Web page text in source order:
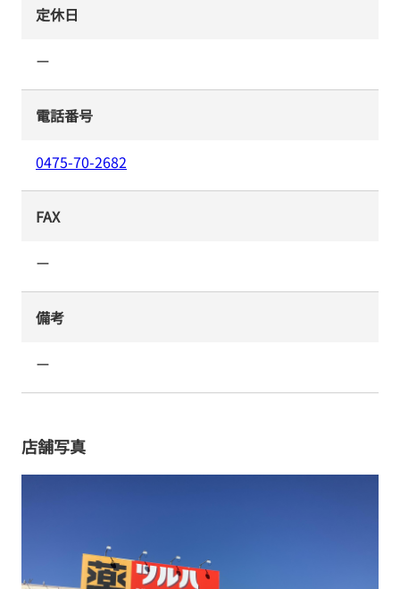
定休日
ー
電話番号
0475-70-2682
FAX
ー
備考
ー
店舗写真